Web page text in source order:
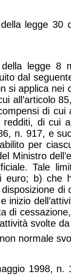
legge 30
legge 8
dal
si applica nei
all’articolo
di cui
di cui
n. 917, e
per
Ministro
Tale
euro; b) che
disposizione
inizio
di
svolte
normale
1998,